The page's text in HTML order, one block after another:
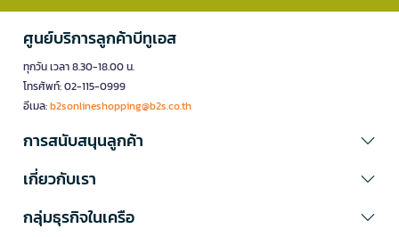
ศูนย์บริการลูกค้าบีทูเอส
ทุกวัน เวลา 8.30-18.00 น.
โทรศัพท์: 02-115-0999
อีเมล:b2sonlineshopping@b2s.co.th
การสนับสนุนลูกค้า
เกี่ยวกับเรา
กลุ่มธุรกิจในเครือ